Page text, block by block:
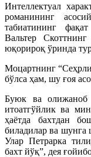
Интеллектуал
романининг
табиатининг
Вальтер
юқорироқ ўринда
Моцартнинг
бўлса ҳам, шу ғоя
Буюк ва олижаноб
итоатгўйлик ва
ҳаётда бахтдан
биладилар ва шунга
Улар Петрарка
бахт йўқ”, дея